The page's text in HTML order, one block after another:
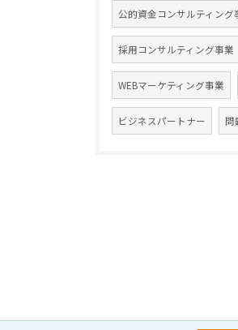
公的資金コンサルティング
採用コンサルティング事業
WEBマーケティング事業
ビジネスパートナー 問